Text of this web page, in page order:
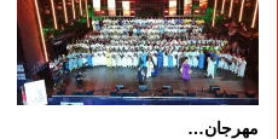
مهرجان…